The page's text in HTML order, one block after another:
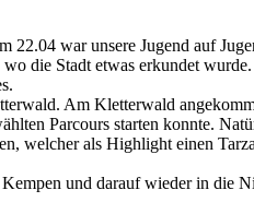
22.04 war unsere Jugend auf
die Stadt etwas erkundet
Am Kletterwald
Parcours starten konnte.
welcher als Highlight einen
und darauf wieder in die